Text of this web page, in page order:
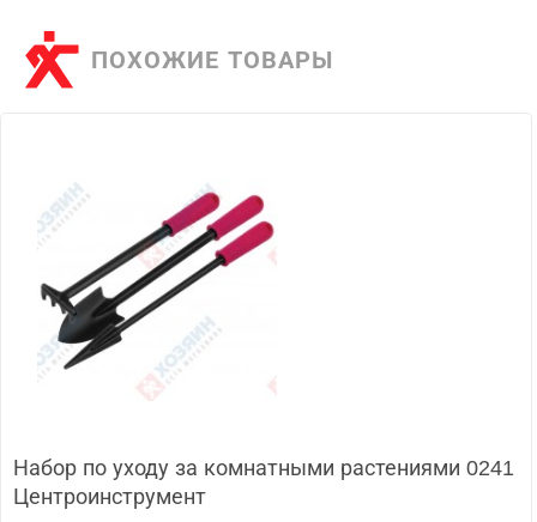
ПОХОЖИЕ ТОВАРЫ
Набор по уходу за комнатными растениями 0241
Центроинструмент